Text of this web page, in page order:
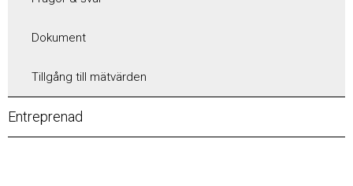
Dokument
Tillgång till mätvärden
Entreprenad